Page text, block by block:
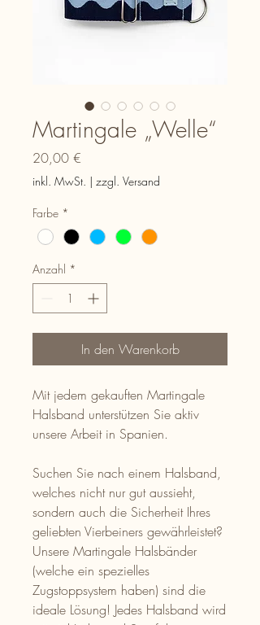
Martingale „Welle“
20,00 €
inkl. MwSt. | zzgl. Versand
Farbe *
Anzahl *
In den Warenkorb
Mit jedem gekauften Martingale
Halsband unterstützen Sie aktiv
unsere Arbeit in Spanien.
Suchen Sie nach einem Halsband,
welches nicht nur gut aussieht,
sondern auch die Sicherheit Ihres
geliebten Vierbeiners gewährleistet?
Unsere Martingale Halsbänder
(welche ein spezielles
Zugstoppsystem haben) sind die
ideale Lösung! Jedes Halsband wird